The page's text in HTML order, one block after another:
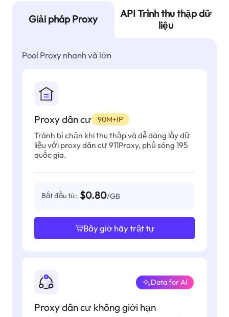
Giải pháp Proxy
API Trình thu thập dữ
liệu
Pool Proxy nhanh và lớn
Proxy dân cư 90M+IP
Tránh bị chặn khi thu thập và dễ dàng lấy dữ
liệu với proxy dân cư 911Proxy, phủ sóng 195
quốc gia.
Bắt đầu từ: $0.80/GB
Bây giờ hãy trật tự
Proxy dân cư không giới hạn
Data for AI